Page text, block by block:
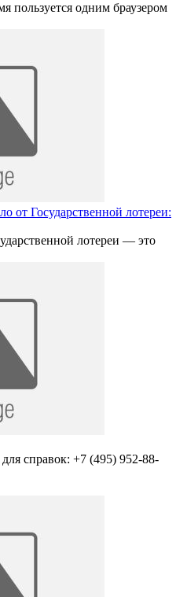
пользуется одним браузером
от Государственной лотереи:
лотереи — это
справок: +7 (495) 952-88-